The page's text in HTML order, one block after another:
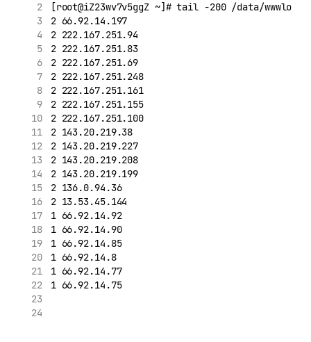
[root@iZ23wv7v5ggZ ~]# tail -200 /data/
2 66.92.14.197
2 222.167.251.94
2 222.167.251.83
2 222.167.251.69
2 222.167.251.248
2 222.167.251.161
2 222.167.251.155
2 222.167.251.100
2 143.20.219.38
2 143.20.219.227
2 143.20.219.208
2 143.20.219.199
2 136.0.94.36
2 13.53.45.144
1 66.92.14.92
1 66.92.14.90
1 66.92.14.85
1 66.92.14.8
1 66.92.14.77
1 66.92.14.75